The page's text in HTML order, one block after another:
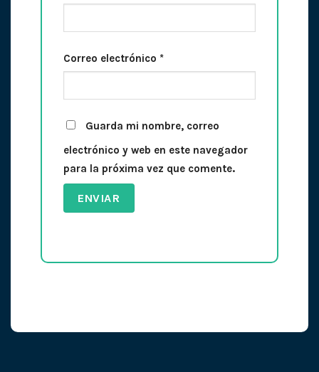
Correo electrónico *
Guarda mi nombre, correo
electrónico y web en este navegador
para la próxima vez que comente.